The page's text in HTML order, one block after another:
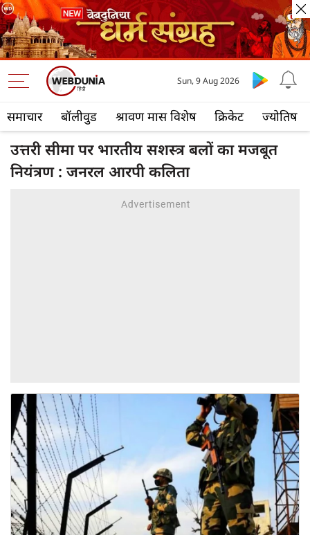
समाचार बॉलीवुड श्रावण मास विशेष क्रिकेट ज्योतिष
Sun, 9 Aug 2026
उत्तरी सीमा पर भारतीय सशस्त्र बलों का मजबूत
नियंत्रण : जनरल आरपी कलिता